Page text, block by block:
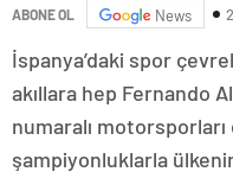
ABONE OL News
İspanya’daki spor
akıllara hep Fernando
numaralı
şampiyonluklarla